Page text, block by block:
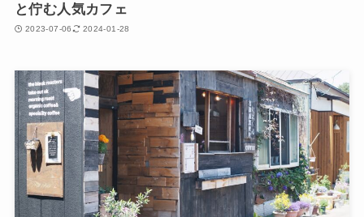
と佇む人気カフェ
2023-07-06 2024-01-28